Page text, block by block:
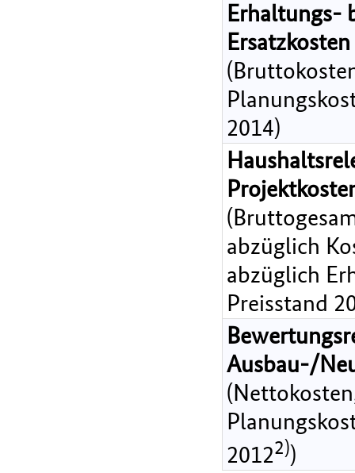
Erhaltungs-
Ersatzkosten
2014)
abzüglich
abzüglich
Preisstand
Ausbau-/
20122))